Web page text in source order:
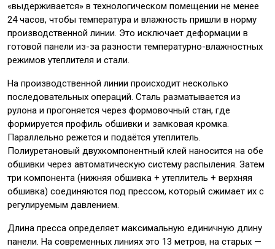
«выдерживается» в технологическом помещении не менее
24 часов, чтобы температура и влажность пришли в норму
производственной линии. Это исключает деформации в
готовой панели из-за разности температурно-влажностных
режимов утеплителя и стали.
На производственной линии происходит несколько
последовательных операций. Сталь разматывается из
рулона и прогоняется через формовочный стан, где
формируется профиль обшивки и замковая кромка.
Параллельно режется и подаётся утеплитель.
Полиуретановый двухкомпонентный клей наносится на обе
обшивки через автоматическую систему распыления. Затем
три компонента (нижняя обшивка + утеплитель + верхняя
обшивка) соединяются под прессом, который сжимает их с
регулируемым давлением.
Длина пресса определяет максимальную единичную длину
панели. На современных линиях это 13 метров, на старых —